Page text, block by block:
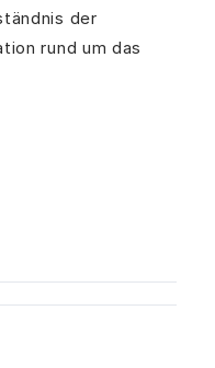
der
rund um das